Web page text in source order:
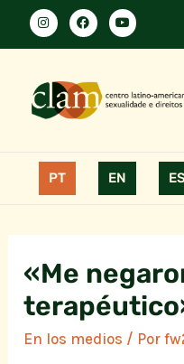
PT EN ES
«Me
En los medios / Por